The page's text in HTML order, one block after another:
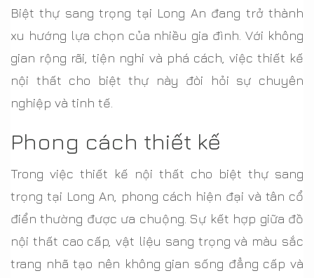
nội thất biệt thự tại Long An
Tiêu chí để đạt được không gian sống sang trọng
và tiện nghi trong biệt thự tại Long An
Biệt thự sang trọng tại Long An đang trở thành
xu hướng lựa chọn của nhiều gia đình. Với không
gian rộng rãi, tiện nghi và phá cách, việc thiết kế
nội thất cho biệt thự này đòi hỏi sự chuyên
nghiệp và tinh tế.
Phong cách thiết kế
Trong việc thiết kế nội thất cho biệt thự sang
trọng tại Long An, phong cách hiện đại và tân cổ
điển thường được ưa chuộng. Sự kết hợp giữa đồ
nội thất cao cấp, vật liệu sang trọng và màu sắc
trang nhã tạo nên không gian sống đẳng cấp và